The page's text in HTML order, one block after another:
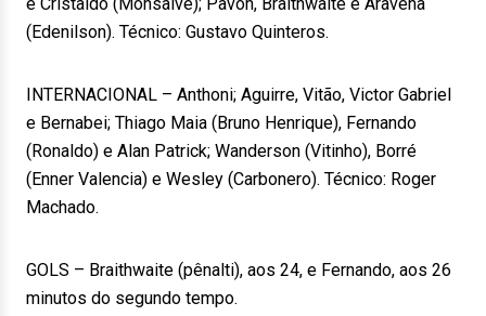
(Edenilson). Técnico: Gustavo Quinteros.
INTERNACIONAL – Anthoni; Aguirre, Vitão, Victor Gabriel
e Bernabei; Thiago Maia (Bruno Henrique), Fernando
(Ronaldo) e Alan Patrick; Wanderson (Vitinho), Borré
(Enner Valencia) e Wesley (Carbonero). Técnico: Roger
Machado.
GOLS – Braithwaite (pênalti), aos 24, e Fernando, aos 26
minutos do segundo tempo.